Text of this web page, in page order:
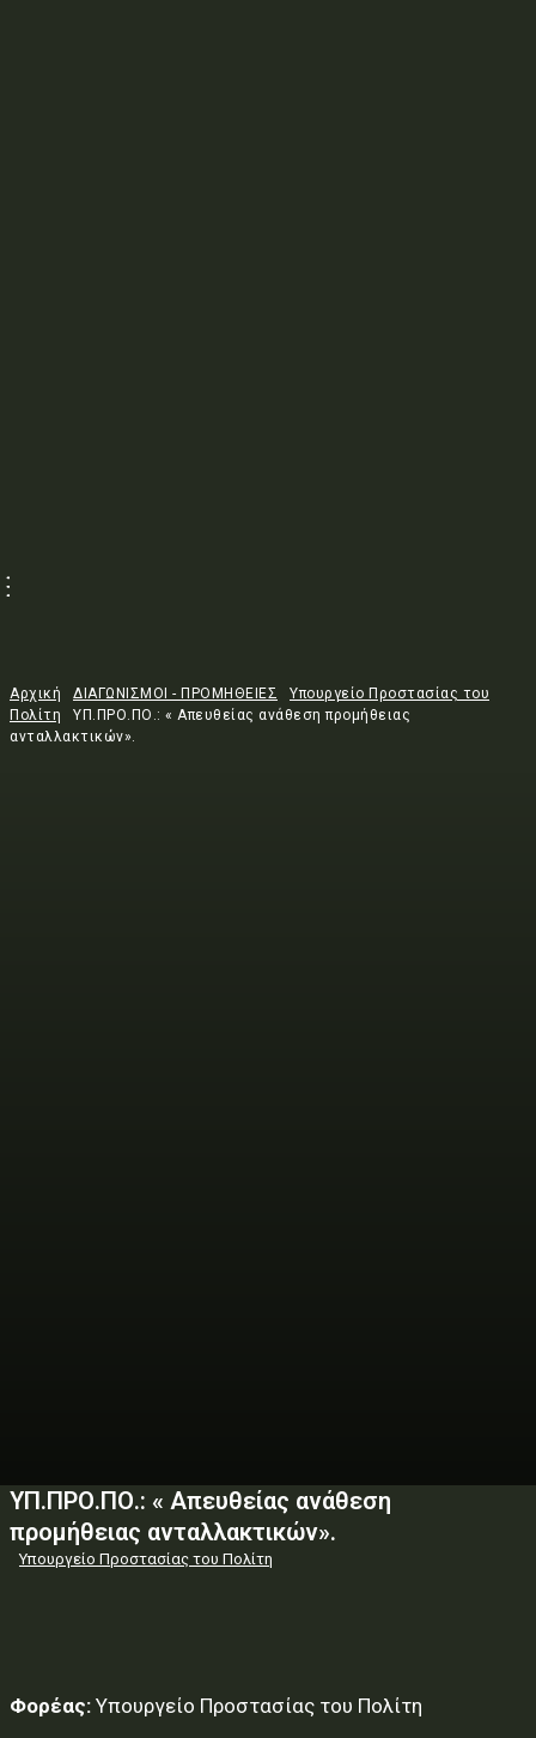
Αρχική ΔΙΑΓΩΝΙΣΜΟΙ - ΠΡΟΜΗΘΕΙΕΣ
Υπουργείο Προστασίας του
Πολίτη
ΥΠ.ΠΡΟ.ΠΟ.: « Απευθείας ανάθεση προμήθειας
ανταλλακτικών».
ΥΠ.ΠΡΟ.ΠΟ.: « Απευθείας ανάθεση
προμήθειας ανταλλακτικών».
Υπουργείο Προστασίας του Πολίτη
Φορέας: Υπουργείο Προστασίας του Πολίτη